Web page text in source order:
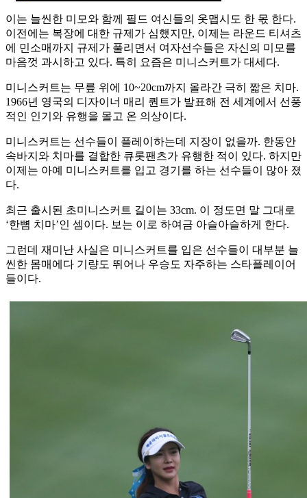
이는 늘씬한 미모와 함께 필드 여신들의 옷맵시도 한 몫 한다.
이전에는 복장에 대한 규제가 심했지만, 이제는 라운드 티셔츠
에 민소매까지 규제가 풀리면서 여자선수들은 자신의 미모를
마음껏 과시하고 있다. 특히 요즘은 미니스커트가 대세다.
미니스커트는 무릎 위에 10~20cm까지 올라간 극히 짧은 치마.
1966년 영국의 디자이너 매리 퀀트가 발표해 전 세계에서 선풍
적인 인기와 유행을 몰고 온 의상이다.
미니스커트는 선수들이 플레이하는데 지장이 없을까. 한동안
속바지와 치마를 결합한 큐롯팬츠가 유행한 적이 있다. 하지만
이제는 아예 미니스커트를 입고 경기를 하는 선수들이 많아 졌
다.
최근 출시된 초미니스커트 길이는 33cm. 이 정도면 말 그대로
‘한뼘 치마’인 셈이다. 보는 이로 하여금 아슬아슬하게 한다.
그런데 재미난 사실은 미니스커트를 입은 선수들이 대부분 늘
씬한 몸매에다 기량도 뛰어나 우승도 자주하는 스타플레이어
들이다.